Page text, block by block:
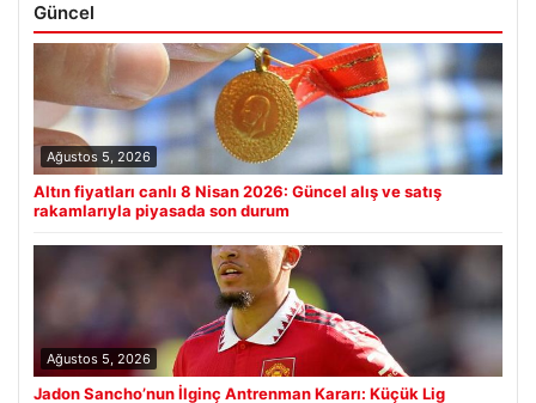
Güncel
Ağustos 5, 2026
Altın fiyatları canlı 8 Nisan 2026: Güncel alış ve satış
rakamlarıyla piyasada son durum
Ağustos 5, 2026
Jadon Sancho’nun İlginç Antrenman Kararı: Küçük Lig